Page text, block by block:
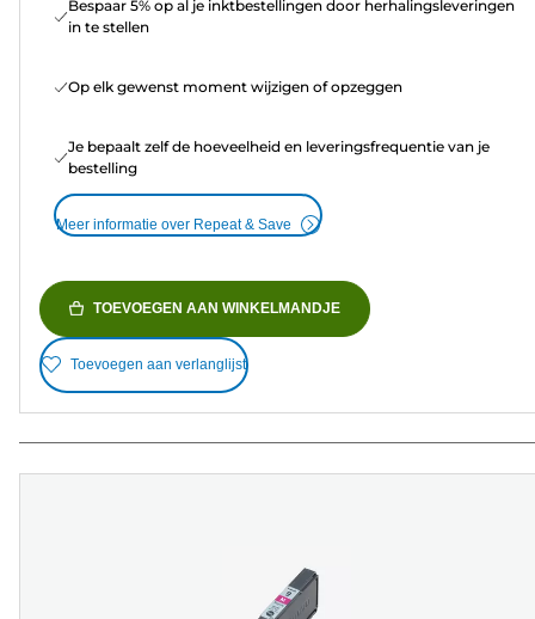
Bespaar 5% op al je inktbestellingen door herhalingsleveringen
in te stellen
Op elk gewenst moment wijzigen of opzeggen
Je bepaalt zelf de hoeveelheid en leveringsfrequentie van je
bestelling
Meer informatie over Repeat & Save
TOEVOEGEN AAN WINKELMANDJE
Toevoegen aan verlanglijst